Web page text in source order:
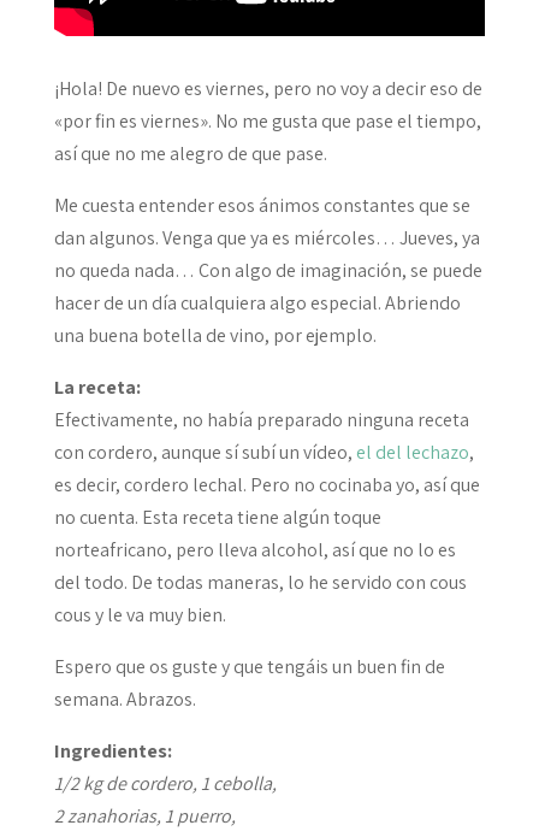
¡Hola! De nuevo es viernes, pero no voy a decir eso de
«por fin es viernes». No me gusta que pase el tiempo,
así que no me alegro de que pase.
Me cuesta entender esos ánimos constantes que se
dan algunos. Venga que ya es miércoles… Jueves, ya
no queda nada… Con algo de imaginación, se puede
hacer de un día cualquiera algo especial. Abriendo
una buena botella de vino, por ejemplo.
La receta:
Efectivamente, no había preparado ninguna receta
con cordero, aunque sí subí un vídeo, el del lechazo,
es decir, cordero lechal. Pero no cocinaba yo, así que
no cuenta. Esta receta tiene algún toque
norteafricano, pero lleva alcohol, así que no lo es
del todo. De todas maneras, lo he servido con cous
cous y le va muy bien.
Espero que os guste y que tengáis un buen fin de
semana. Abrazos.
Ingredientes:
1/2 kg de cordero, 1 cebolla,
2 zanahorias, 1 puerro,